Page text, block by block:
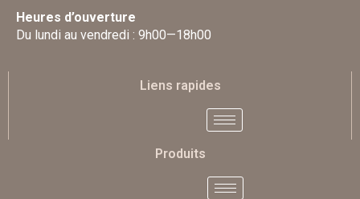
Heures d’ouverture
Du lundi au vendredi : 9h00—18h00
Liens rapides
Produits